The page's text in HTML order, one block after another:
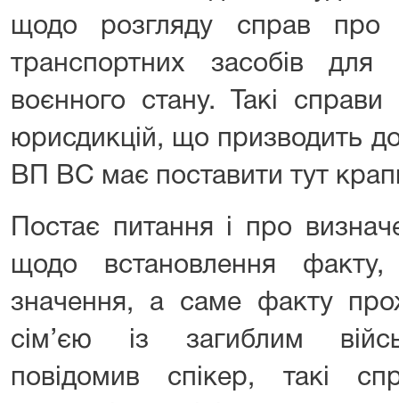
щодо розгляду справ про
транспортних засобів
воєнного стану. Такі справи
юрисдикцій, що призводить
ВП ВС має поставити тут
Постає питання і про
щодо встановлення
значення, а саме факту
сім’єю із загиблим
повідомив спікер, такі